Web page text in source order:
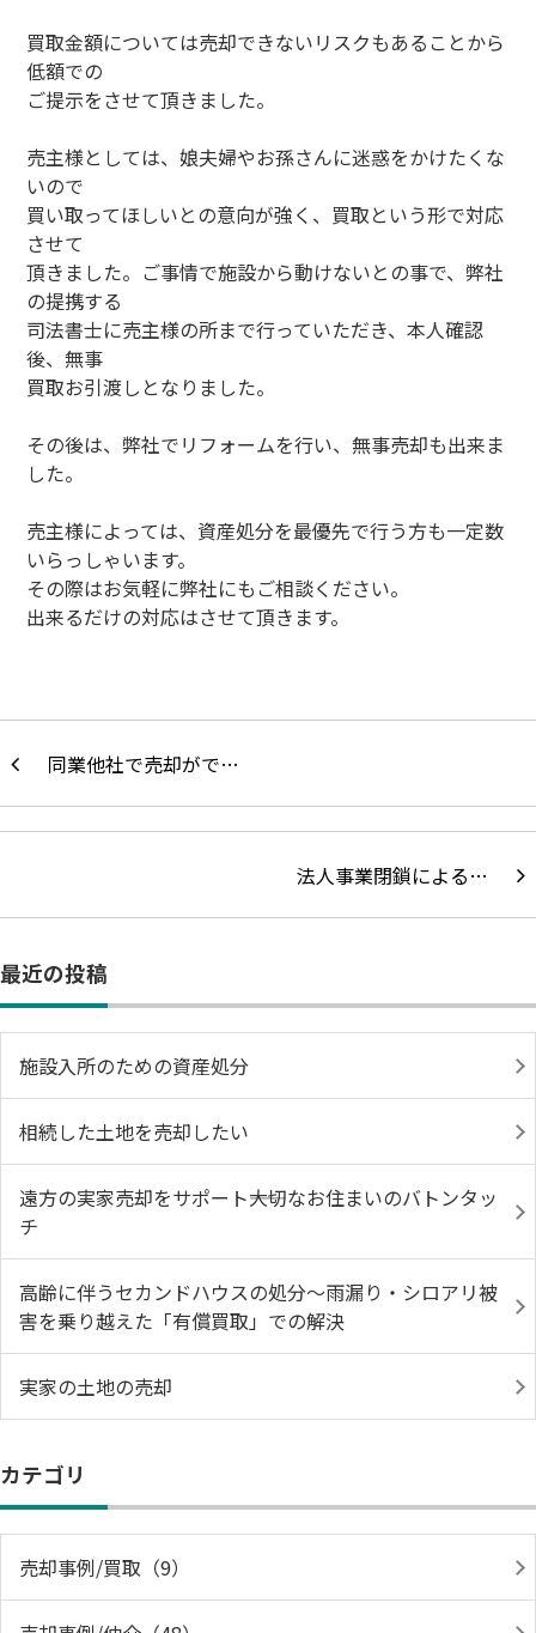
買取金額については売却できないリスクもあることから
低額での
ご提示をさせて頂きました。
売主様としては、娘夫婦やお孫さんに迷惑をかけたくな
いので
買い取ってほしいとの意向が強く、買取という形で対応
させて
頂きました。ご事情で施設から動けないとの事で、弊社
の提携する
司法書士に売主様の所まで行っていただき、本人確認
後、無事
買取お引渡しとなりました。
その後は、弊社でリフォームを行い、無事売却も出来ま
した。
売主様によっては、資産処分を最優先で行う方も一定数
いらっしゃいます。
その際はお気軽に弊社にもご相談ください。
出来るだけの対応はさせて頂きます。
同業他社で売却がで…
法人事業閉鎖による…
最近の投稿
施設入所のための資産処分
相続した土地を売却したい
遠方の実家売却をサポート――大切なお住まいのバトンタッ
チ
高齢に伴うセカンドハウスの処分〜雨漏り・シロアリ被
害を乗り越えた「有償買取」での解決
実家の土地の売却
カテゴリ
売却事例/買取（9）